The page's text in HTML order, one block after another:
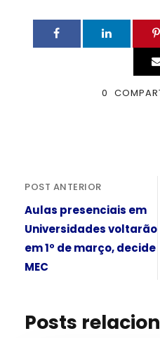
0
POST ANTERIOR
Aulas presenciais em
Universidades voltarão
em 1º de março, decide
MEC
Posts